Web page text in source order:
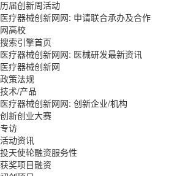
历届创新周活动
医疗器械创新网网: 申请联合承办及合作
网高校
搜索引擎首页
医疗器械创新网网: 医械研发最新资讯
医疗器械创新网
政策法规
技术/产品
医疗器械创新网网: 创新企业/机构
创新创业大赛
专访
活动资讯
投天使轮融资服务性
获奖项目融资